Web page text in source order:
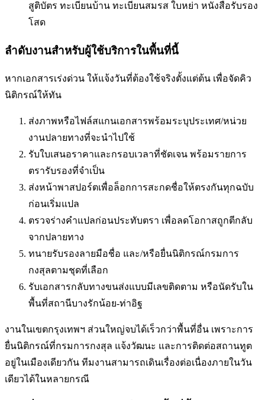
สูติบัตร ทะเบียนบ้าน ทะเบียนสมรส ใบหย่า หนังสือรับรอง
โสด
ลำดับงานสำหรับผู้ใช้บริการในพื้นที่นี้
หากเอกสารเร่งด่วน ให้แจ้งวันที่ต้องใช้จริงตั้งแต่ต้น เพื่อจัดคิว
นิติกรณ์ให้ทัน
ส่งภาพหรือไฟล์สแกนเอกสารพร้อมระบุประเทศ/หน่วย
งานปลายทางที่จะนำไปใช้
รับใบเสนอราคาและกรอบเวลาที่ชัดเจน พร้อมรายการ
ตรารับรองที่จำเป็น
ส่งหน้าพาสปอร์ตเพื่อล็อกการสะกดชื่อให้ตรงกันทุกฉบับ
ก่อนเริ่มแปล
ตรวจร่างคำแปลก่อนประทับตรา เพื่อลดโอกาสถูกตีกลับ
จากปลายทาง
ทนายรับรองลายมือชื่อ และ/หรือยื่นนิติกรณ์กรมการ
กงสุลตามชุดที่เลือก
รับเอกสารกลับทางขนส่งแบบมีเลขติดตาม หรือนัดรับใน
พื้นที่สถานีบางรักน้อย-ท่าอิฐ
งานในเขตกรุงเทพฯ ส่วนใหญ่จบได้เร็วกว่าพื้นที่อื่น เพราะการ
ยื่นนิติกรณ์ที่กรมการกงสุล แจ้งวัฒนะ และการติดต่อสถานทูต
อยู่ในเมืองเดียวกัน ทีมงานสามารถเดินเรื่องต่อเนื่องภายในวัน
เดียวได้ในหลายกรณี